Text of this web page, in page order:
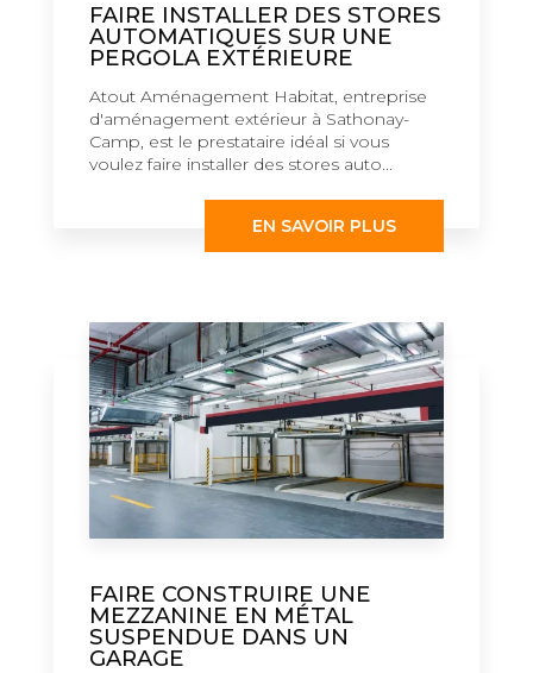
FAIRE INSTALLER DES STORES
AUTOMATIQUES SUR UNE
PERGOLA EXTÉRIEURE
Atout Aménagement Habitat, entreprise
d'aménagement extérieur à Sathonay-
Camp, est le prestataire idéal si vous
voulez faire installer des stores auto...
EN SAVOIR PLUS
FAIRE CONSTRUIRE UNE
MEZZANINE EN MÉTAL
SUSPENDUE DANS UN
GARAGE